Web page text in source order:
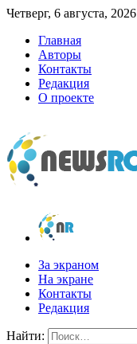
Четверг, 6 августа, 2026
Главная
Авторы
Контакты
Редакция
О проекте
newsroom.su
Новости о новостях
За экраном
На экране
Контакты
Редакция
Найти: